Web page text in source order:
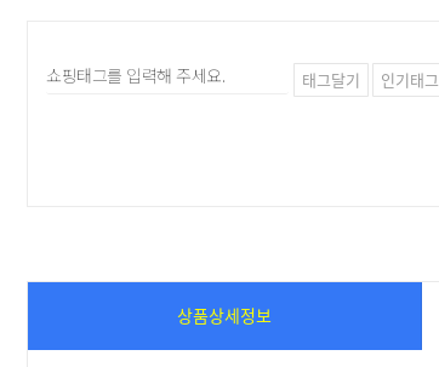
태그달기 인기태그
상품상세정보